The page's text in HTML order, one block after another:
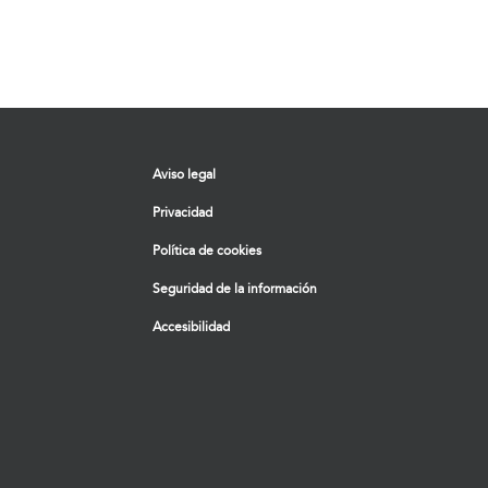
Aviso legal
Privacidad
Política de cookies
Seguridad de la información
Accesibilidad